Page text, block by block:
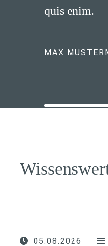
quis enim.
MAX
05.08.2026